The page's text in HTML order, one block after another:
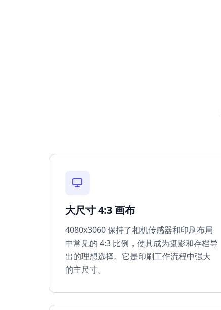
大尺寸 4:3 画布
4080x3060 保持了相机传感器和印刷布局
中常见的 4:3 比例，使其成为摄影和存档导
出的理想选择。它是印刷工作流程中强大
的主尺寸。